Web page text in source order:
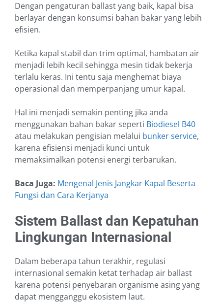
Dengan pengaturan ballast yang baik, kapal bisa
berlayar dengan konsumsi bahan bakar yang lebih
efisien.
Ketika kapal stabil dan trim optimal, hambatan air
menjadi lebih kecil sehingga mesin tidak bekerja
terlalu keras. Ini tentu saja menghemat biaya
operasional dan memperpanjang umur kapal.
Hal ini menjadi semakin penting jika anda
menggunakan bahan bakar seperti Biodiesel B40
atau melakukan pengisian melalui bunker service,
karena efisiensi menjadi kunci untuk
memaksimalkan potensi energi terbarukan.
Baca Juga: Mengenal Jenis Jangkar Kapal Beserta
Fungsi dan Cara Kerjanya
Sistem Ballast dan Kepatuhan
Lingkungan Internasional
Dalam beberapa tahun terakhir, regulasi
internasional semakin ketat terhadap air ballast
karena potensi penyebaran organisme asing yang
dapat mengganggu ekosistem laut.